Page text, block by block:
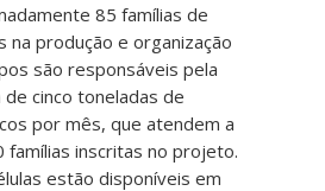
85 famílias de
na produção e organização
são responsáveis pela
cinco toneladas de
por mês, que atendem a
inscritas no projeto.
estão disponíveis em